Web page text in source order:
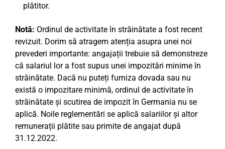
plătitor.
Notă: Ordinul de activitate în străinătate a fost recent
revizuit. Dorim să atragem atenția asupra unei noi
prevederi importante: angajații trebuie să demonstreze
că salariul lor a fost supus unei impozitări minime în
străinătate. Dacă nu puteți furniza dovada sau nu
există o impozitare minimă, ordinul de activitate în
străinătate și scutirea de impozit în Germania nu se
aplică. Noile reglementări se aplică salariilor și altor
remunerații plătite sau primite de angajat după
31.12.2022.